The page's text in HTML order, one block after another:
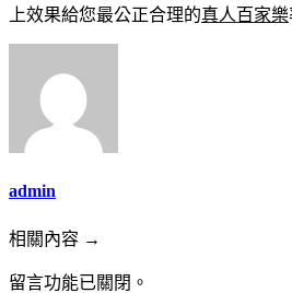
上效果給您最公正合理的真人百家樂
admin
相關內容 →
留言功能已關閉。